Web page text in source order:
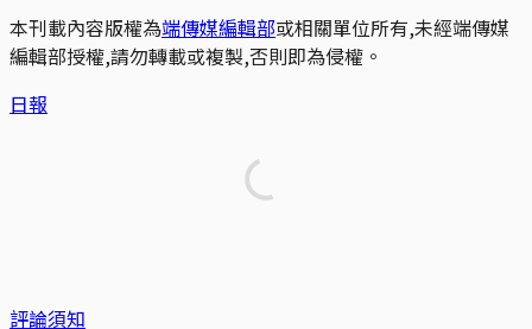
本刊載內容版權為端傳媒編輯部或相關單位所有,未經端傳媒
編輯部授權,請勿轉載或複製,否則即為侵權。
日報
評論須知